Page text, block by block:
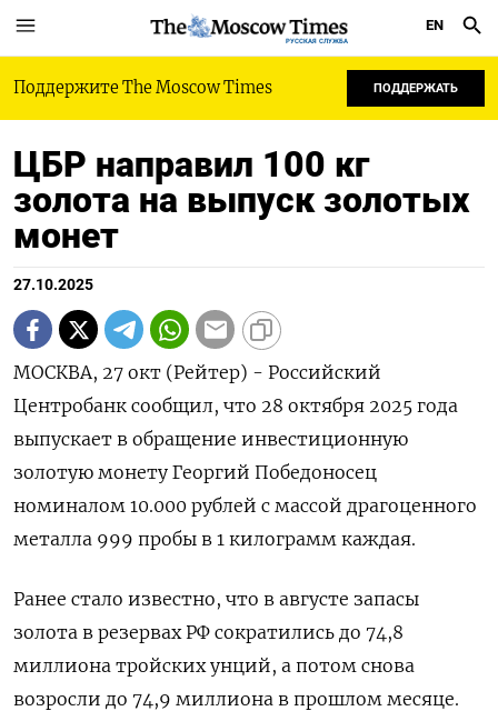
РУССКАЯ СЛУЖБА
EN
Поддержите The Moscow Times ПОДДЕРЖАТЬ
ЦБР направил 100 кг
золота на выпуск золотых
монет
27.10.2025
МОСКВА, 27 окт (Рейтер) - Российский
Центробанк сообщил, что 28 октября 2025 года
выпускает в обращение инвестиционную
золотую монету Георгий Победоносец
номиналом 10.000 рублей c массой драгоценного
металла 999 пробы в 1 килограмм каждая.
Ранее стало известно, что в августе запасы
золота в резервах РФ сократились до 74,8
миллиона тройских унций, а потом снова
возросли до 74,9 миллиона в прошлом месяце.